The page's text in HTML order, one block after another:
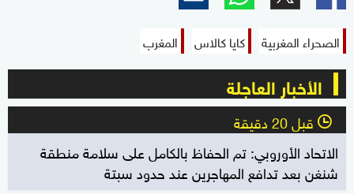
الصحراء المغربية كايا كالاس المغرب
الأخبار العاجلة
l قبل 20 دقيقة
الاتحاد الأوروبي: تم الحفاظ بالكامل على سلامة منطقة
شنغن بعد تدافع المهاجرين عند حدود سبتة